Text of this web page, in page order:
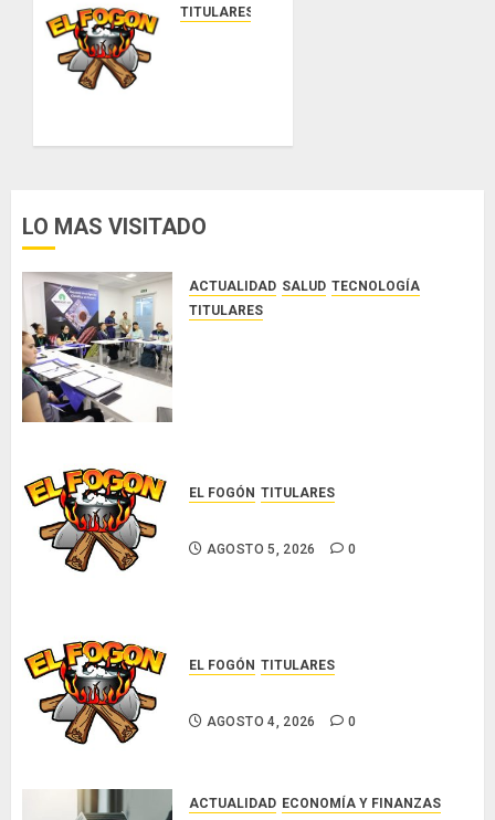
la
la
resistente
TITULARES
LO MAS VISITADO
ACTUALIDAD SALUD TECNOLOGÍA
TITULARES
EL FOGÓN TITULARES
AGOSTO 5, 2026 0
EL FOGÓN TITULARES
AGOSTO 4, 2026 0
ACTUALIDAD ECONOMÍA Y FINANZAS